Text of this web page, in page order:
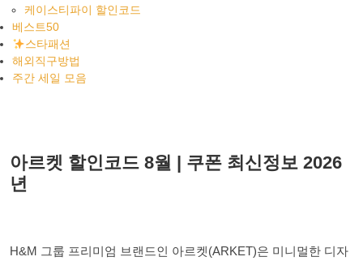
케이스티파이 할인코드
베스트50
스타패션
해외직구방법
주간 세일 모음
아르켓 할인코드 8월 | 쿠폰 최신정보 2026
년
H&M 그룹 프리미엄 브랜드인 아르켓(ARKET)은 미니멀한 디자